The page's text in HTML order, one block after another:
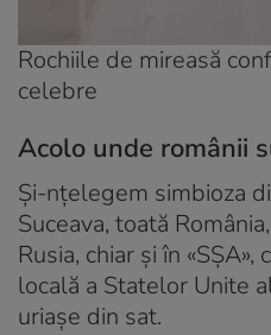
Rochiile de mireasă
celebre
Acolo unde românii
Și-nțelegem simbioza
Suceava, toată
Rusia, chiar și în
locală a Statelor Unite
uriașe din sat.